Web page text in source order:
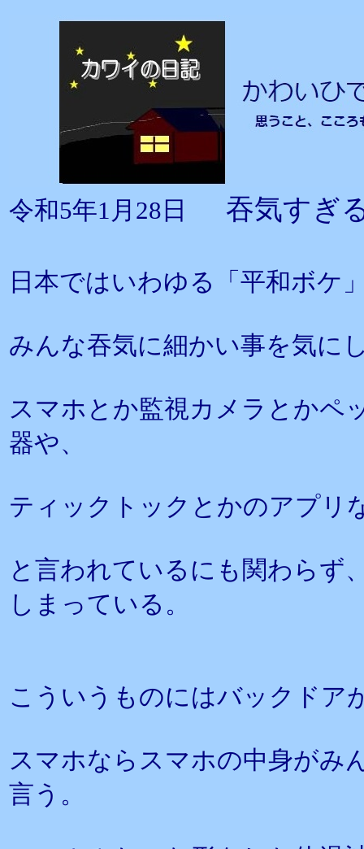
令和5年1月28日 吞気すぎ
日本ではいわゆる「平和ボケ
みんな吞気に細かい事を気に
スマホとか監視カメラとかペ
器や、
ティックトックとかのアプリ
と言われているにも関わらず
しまっている。
こういうものにはバックドア
スマホならスマホの中身がみ
言う。